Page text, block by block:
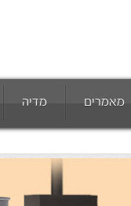
מאמרים מדיה